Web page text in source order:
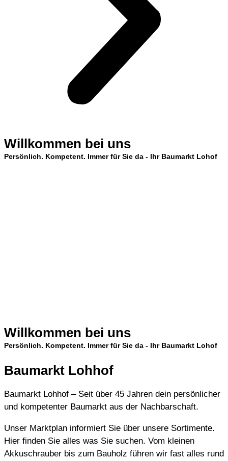
Willkommen bei uns
Persönlich. Kompetent. Immer für Sie da - Ihr Baumarkt Lohof
Willkommen bei uns
Persönlich. Kompetent. Immer für Sie da - Ihr Baumarkt Lohof
Baumarkt Lohhof
Baumarkt Lohhof – Seit über 45 Jahren dein persönlicher
und kompetenter Baumarkt aus der Nachbarschaft.
Unser Marktplan informiert Sie über unsere Sortimente.
Hier finden Sie alles was Sie suchen. Vom kleinen
Akkuschrauber bis zum Bauholz führen wir fast alles rund